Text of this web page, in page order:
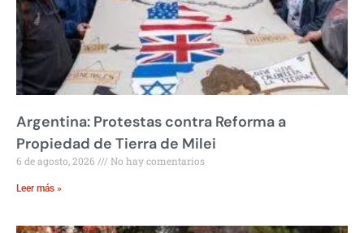
Argentina: Protestas contra Reforma a
Propiedad de Tierra de Milei
6 de agosto, 2026 No hay comentarios
Leer más »